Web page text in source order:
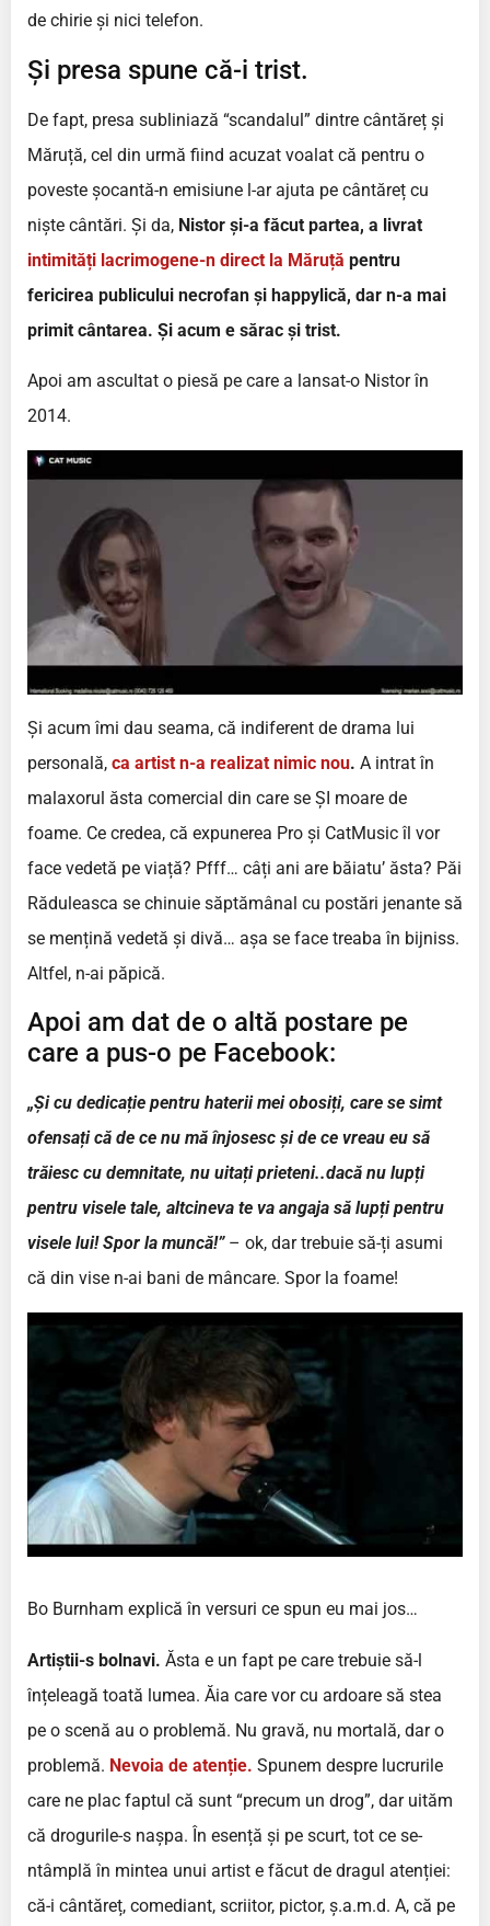
de chirie și nici telefon.
Și presa spune că-i trist.
De fapt, presa subliniază “scandalul” dintre cântăreț și
Măruță, cel din urmă fiind acuzat voalat că pentru o
poveste șocantă-n emisiune l-ar ajuta pe cântăreț cu
niște cântări. Și da, Nistor și-a făcut partea, a livrat
intimități lacrimogene-n direct la Măruță pentru
fericirea publicului necrofan și happylică, dar n-a mai
primit cântarea. Și acum e sărac și trist.
Apoi am ascultat o piesă pe care a lansat-o Nistor în
2014.
Și acum îmi dau seama, că indiferent de drama lui
personală, ca artist n-a realizat nimic nou. A intrat în
malaxorul ăsta comercial din care se ȘI moare de
foame. Ce credea, că expunerea Pro și CatMusic îl vor
face vedetă pe viață? Pfff… câți ani are băiatu’ ăsta? Păi
Răduleasca se chinuie săptămânal cu postări jenante să
se mențină vedetă și divă… așa se face treaba în bijniss.
Altfel, n-ai păpică.
Apoi am dat de o altă postare pe
care a pus-o pe Facebook:
„Și cu dedicație pentru haterii mei obosiți, care se simt
ofensați că de ce nu mă înjosesc și de ce vreau eu să
trăiesc cu demnitate, nu uitați prieteni..dacă nu lupți
pentru visele tale, altcineva te va angaja să lupți pentru
visele lui! Spor la muncă!”– ok, dar trebuie să-ți asumi
că din vise n-ai bani de mâncare. Spor la foame!
Bo Burnham explică în versuri ce spun eu mai jos…
Artiștii-s bolnavi. Ăsta e un fapt pe care trebuie să-l
înțeleagă toată lumea. Ăia care vor cu ardoare să stea
pe o scenă au o problemă. Nu gravă, nu mortală, dar o
problemă. Nevoia de atenție. Spunem despre lucrurile
care ne plac faptul că sunt “precum un drog”, dar uităm
că drogurile-s nașpa. În esență și pe scurt, tot ce se-
ntâmplă în mintea unui artist e făcut de dragul atenției:
că-i cântăreț, comediant, scriitor, pictor, ș.a.m.d. A, că pe